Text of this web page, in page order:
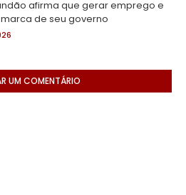
afirma que gerar emprego e
de seu governo
UM COMENTÁRIO